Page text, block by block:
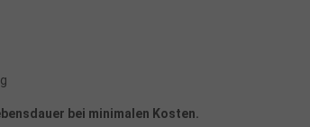
bei minimalen Kosten.